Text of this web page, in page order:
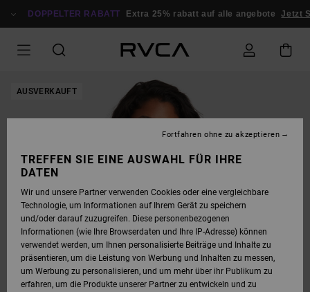
ZUR
DOPPELTER RABATT Extra 25% rabatt auf alle angebote Jetzt
AUSVERKAUFT
TREFFEN SIE EINE AUSWAHL FÜR IHRE
DATEN
Wir und unsere Partner verwenden Cookies oder eine vergleichbare
Technologie, um Informationen auf Ihrem Gerät zu speichern
und/oder darauf zuzugreifen. Diese personenbezogenen
Informationen (wie Ihre Browserdaten und Ihre IP-Adresse) können
verwendet werden, um Ihnen personalisierte Beiträge und Inhalte zu
präsentieren, um die Leistung von Werbung und Inhalten zu messen,
um Werbung zu personalisieren, und um mehr über ihr Publikum zu
erfahren, um die Produkte unserer Partner zu entwickeln und zu
Fortfahren ohne zu akzeptieren